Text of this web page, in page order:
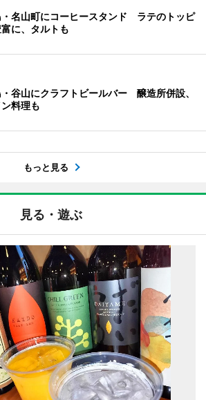
・名山町にコーヒースタンド ラテのトッピ
に、タルトも
・谷山にクラフトビールバー 醸造所併設、
料理も
もっと見る
見る・遊ぶ